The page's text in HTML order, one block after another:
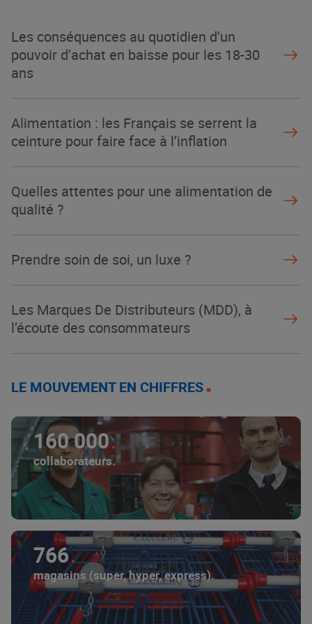
Les conséquences au quotidien d’un
pouvoir d’achat en baisse pour les 18-30
ans
Alimentation : les Français se serrent la
ceinture pour faire face à l’inflation
Quelles attentes pour une alimentation de
qualité ?
Prendre soin de soi, un luxe ?
Les Marques De Distributeurs (MDD), à
l’écoute des consommateurs
LE MOUVEMENT EN CHIFFRES
160 000
collaborateurs.
766
magasins (super, hyper, express).